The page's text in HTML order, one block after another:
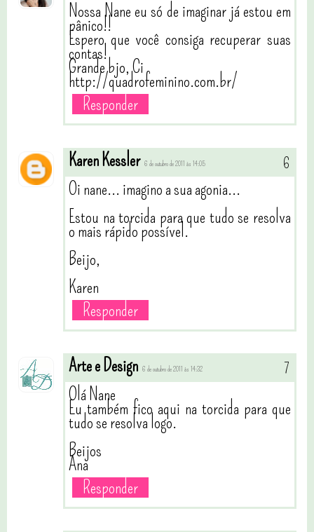
Nossa Nane eu só de imaginar já estou em
pânico!!
Espero que você consiga recuperar suas
contas!
Grande bjo, Ci
http://quadrofeminino.com.br/
Responder
Karen Kessler 6 de outubro de 2011 às 14:05
Oi nane... imagino a sua agonia...
Estou na torcida para que tudo se resolva
o mais rápido possível.
Beijo,
Karen
Responder
Arte e Design 6 de outubro de 2011 às 14:32
Olá Nane
Eu também fico aqui na torcida para que
tudo se resolva logo.
Beijos
Ana
Responder